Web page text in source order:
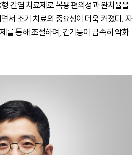
간염 치료제로 복용 편의성과 완치율을
서 조기 치료의 중요성이 더욱 커졌다. 자
를 통해 조절하며, 간기능이 급속히 악화